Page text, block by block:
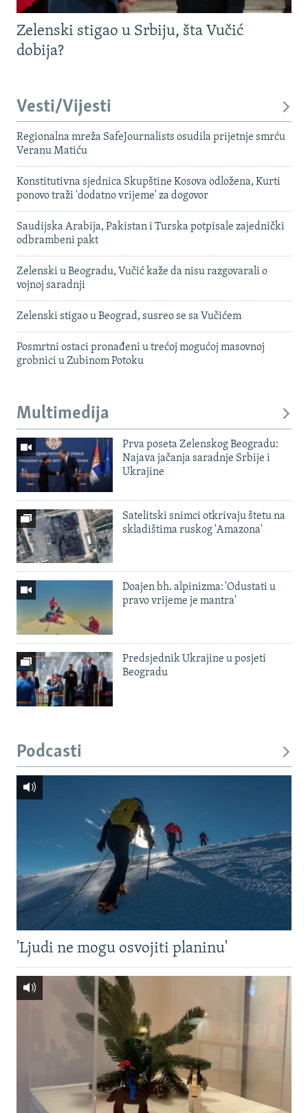
Zelenski stigao u Srbiju, šta Vučić
dobija?
Vesti/Vijesti
Regionalna mreža SafeJournalists osudila prijetnje smrću
Veranu Matiću
Konstitutivna sjednica Skupštine Kosova odložena, Kurti
ponovo traži 'dodatno vrijeme' za dogovor
Saudijska Arabija, Pakistan i Turska potpisale zajednički
odbrambeni pakt
Zelenski u Beogradu, Vučić kaže da nisu razgovarali o
vojnoj saradnji
Zelenski stigao u Beograd, susreo se sa Vučićem
Posmrtni ostaci pronađeni u trećoj mogućoj masovnoj
grobnici u Zubinom Potoku
Multimedija
Prva poseta Zelenskog Beogradu:
Najava jačanja saradnje Srbije i
Ukrajine
Satelitski snimci otkrivaju štetu na
skladištima ruskog 'Amazona'
Doajen bh. alpinizma: 'Odustati u
pravo vrijeme je mantra'
Predsjednik Ukrajine u posjeti
Beogradu
Podcasti
'Ljudi ne mogu osvojiti planinu'